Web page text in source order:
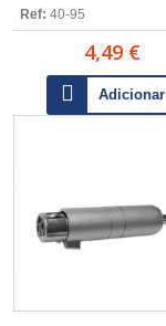
Ref: 40-95
4,49 €
Adicionar